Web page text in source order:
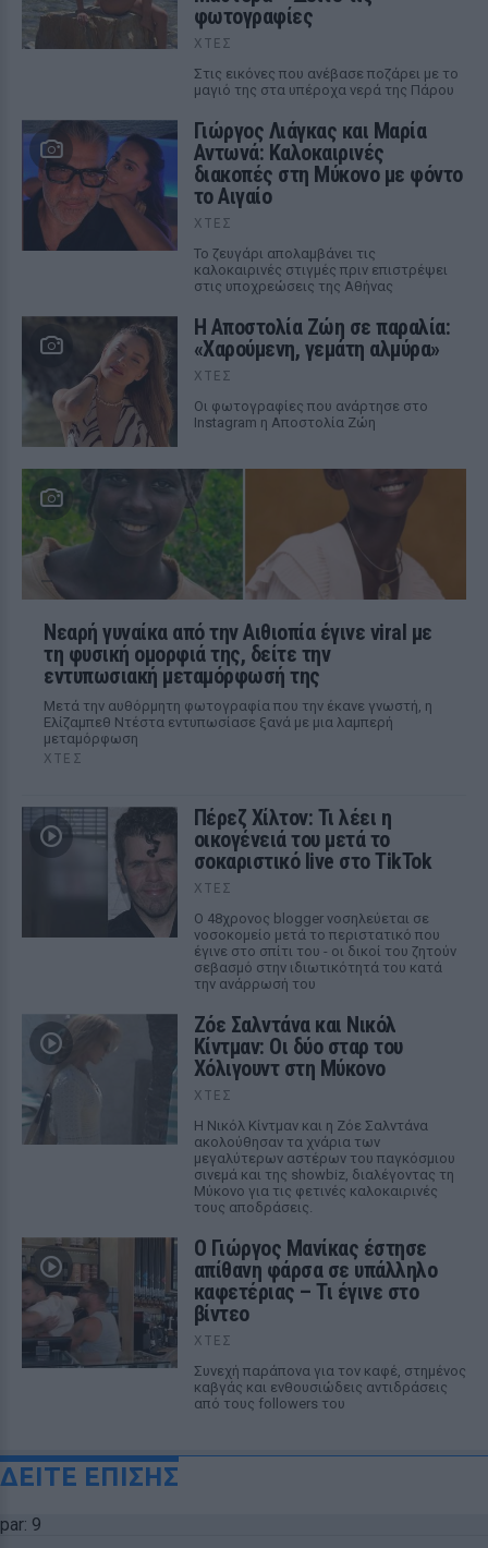
φωτογραφίες
ΧΤΕΣ
Στις εικόνες που ανέβασε ποζάρει με το
μαγιό της στα υπέροχα νερά της Πάρου
Γιώργος Λιάγκας και Μαρία
Αντωνά: Καλοκαιρινές
διακοπές στη Μύκονο με φόντο
το Αιγαίο
ΧΤΕΣ
Το ζευγάρι απολαμβάνει τις
καλοκαιρινές στιγμές πριν επιστρέψει
στις υποχρεώσεις της Αθήνας
Η Αποστολία Ζώη σε παραλία:
«Χαρούμενη, γεμάτη αλμύρα»
ΧΤΕΣ
Οι φωτογραφίες που ανάρτησε στο
Instagram η Αποστολία Ζώη
Νεαρή γυναίκα από την Αιθιοπία έγινε viral με
τη φυσική ομορφιά της, δείτε την
εντυπωσιακή μεταμόρφωσή της
Μετά την αυθόρμητη φωτογραφία που την έκανε γνωστή, η
Ελίζαμπεθ Ντέστα εντυπωσίασε ξανά με μια λαμπερή
μεταμόρφωση
ΧΤΕΣ
Πέρεζ Χίλτον: Τι λέει η
οικογένειά του μετά το
σοκαριστικό live στο TikTok
ΧΤΕΣ
Ο 48χρονος blogger νοσηλεύεται σε
νοσοκομείο μετά το περιστατικό που
έγινε στο σπίτι του - οι δικοί του ζητούν
σεβασμό στην ιδιωτικότητά του κατά
την ανάρρωσή του
Ζόε Σαλντάνα και Νικόλ
Κίντμαν: Οι δύο σταρ του
Χόλιγουντ στη Μύκονο
ΧΤΕΣ
Η Νικόλ Κίντμαν και η Ζόε Σαλντάνα
ακολούθησαν τα χνάρια των
μεγαλύτερων αστέρων του παγκόσμιου
σινεμά και της showbiz, διαλέγοντας τη
Μύκονο για τις φετινές καλοκαιρινές
τους αποδράσεις.
Ο Γιώργος Μανίκας έστησε
απίθανη φάρσα σε υπάλληλο
καφετέριας – Τι έγινε στο
βίντεο
ΧΤΕΣ
Συνεχή παράπονα για τον καφέ, στημένος
καβγάς και ενθουσιώδεις αντιδράσεις
από τους followers του
ΔΕΙΤΕ ΕΠΙΣΗΣ
par: 9